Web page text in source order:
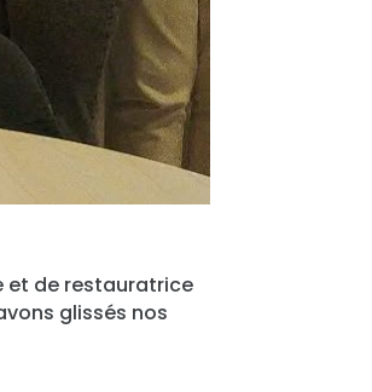
et de restauratrice
glissés nos